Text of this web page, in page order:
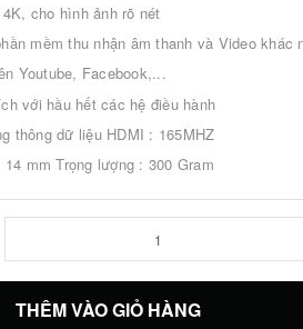
cho hình ảnh rõ nét
mềm thu nhận âm thanh và Video khác
Youtube, Facebook,...
với hầu hết các hệ điều hành
thông dữ liệu HDMI : 165MHZ
mm Trọng lượng : 300 Gram
THÊM VÀO GIỎ HÀNG